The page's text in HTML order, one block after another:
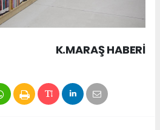
K.MARAŞ HABERİ